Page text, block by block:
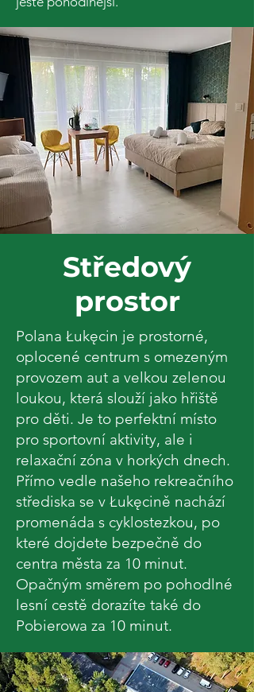
Středový
prostor
Polana Łukęcin je prostorné,
oplocené centrum s omezeným
provozem aut a velkou zelenou
loukou, která slouží jako hřiště
pro děti. Je to perfektní místo
pro sportovní aktivity, ale i
relaxační zóna v horkých dnech.
Přímo vedle našeho rekreačního
střediska se v Łukęcině nachází
promenáda s cyklostezkou, po
které dojdete bezpečně do
centra města za 10 minut.
Opačným směrem po pohodlné
lesní cestě dorazíte také do
Pobierowa za 10 minut.